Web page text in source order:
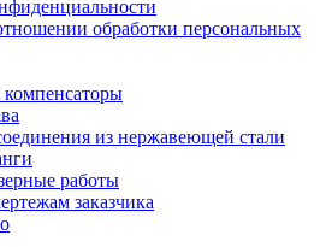
обработки персональных
из нержавеющей стали
работы
заказчика